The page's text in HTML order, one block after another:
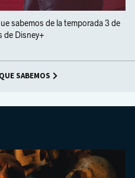
sabemos de la temporada 3 de
de Disney+
SABEMOS